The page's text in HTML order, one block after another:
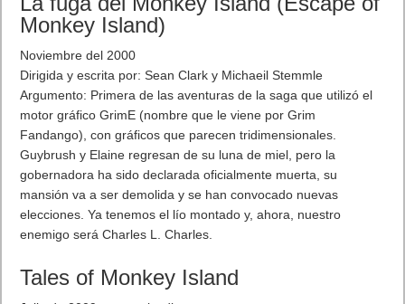
iPhone 6S y iPhone 6S Plus os mejores iPhone hasta la fecha
(claro) y los móviles más avanzados del mundo.Por fin